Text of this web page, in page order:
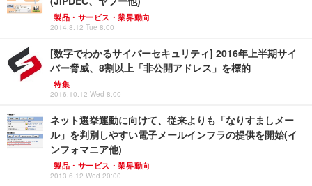
製品・サービス・業界動向
2014.8.12 Tue 8:00
[数字でわかるサイバーセキュリティ] 2016年上半期サイ
バー脅威、8割以上「非公開アドレス」を標的
特集
2016.10.12 Wed 8:00
ネット選挙運動に向けて、従来よりも「なりすましメー
ル」を判別しやすい電子メールインフラの提供を開始(イ
ンフォマニア他)
製品・サービス・業界動向
2013.6.12 Wed 20:00